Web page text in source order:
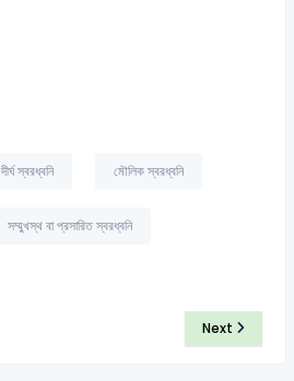
দীর্ঘ স্বরধ্বনি মৌলিক স্বরধ্বনি
সম্মুখস্থ বা প্রসারিত স্বরধ্বনি
Next